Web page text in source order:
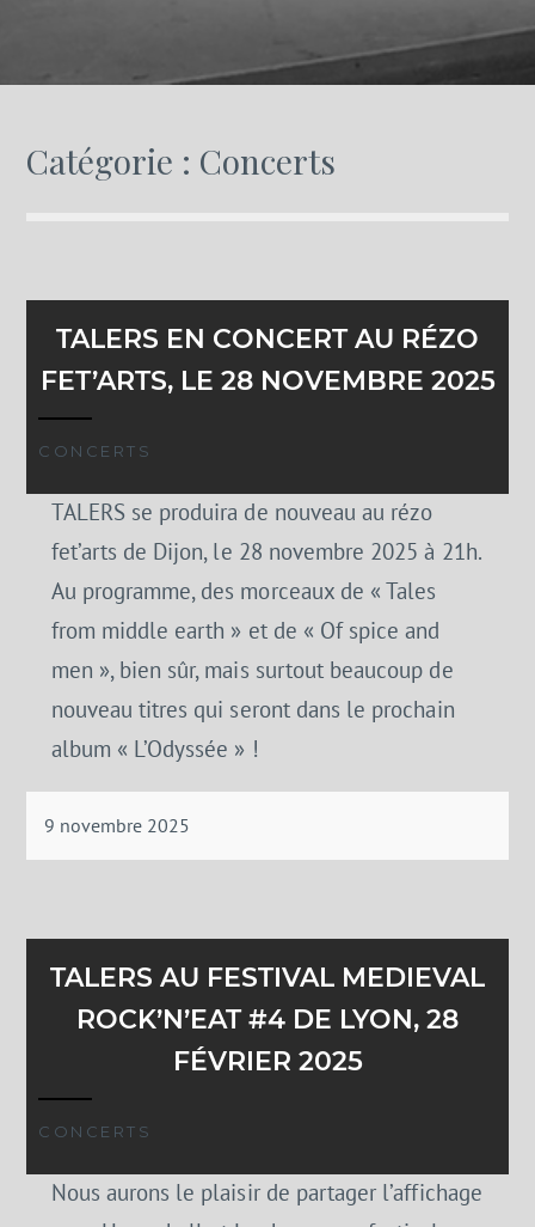
Catégorie : Concerts
TALERS EN CONCERT AU RÉZO
FET’ARTS, LE 28 NOVEMBRE 2025
CONCERTS
TALERS se produira de nouveau au rézo
fet’arts de Dijon, le 28 novembre 2025 à 21h.
Au programme, des morceaux de « Tales
from middle earth » et de « Of spice and
men », bien sûr, mais surtout beaucoup de
nouveau titres qui seront dans le prochain
album « L’Odyssée » !
9 novembre 2025
TALERS AU FESTIVAL MEDIEVAL
ROCK’N’EAT #4 DE LYON, 28
FÉVRIER 2025
CONCERTS
Nous aurons le plaisir de partager l’affichage